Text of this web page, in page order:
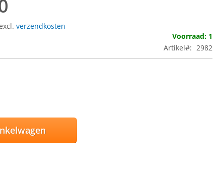
verzendkosten
Voorraad: 1
Artikel
2982